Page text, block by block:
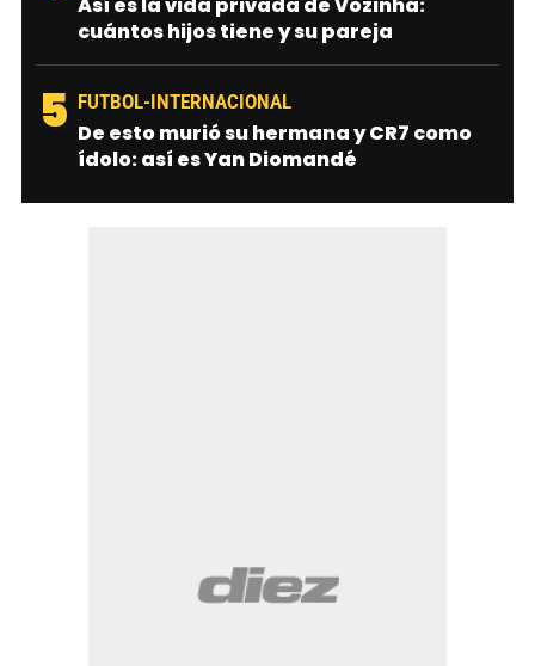
cuántos hijos tiene y su pareja
5 FUTBOL-INTERNACIONAL
De esto murió su hermana y CR7 como
ídolo: así es Yan Diomandé